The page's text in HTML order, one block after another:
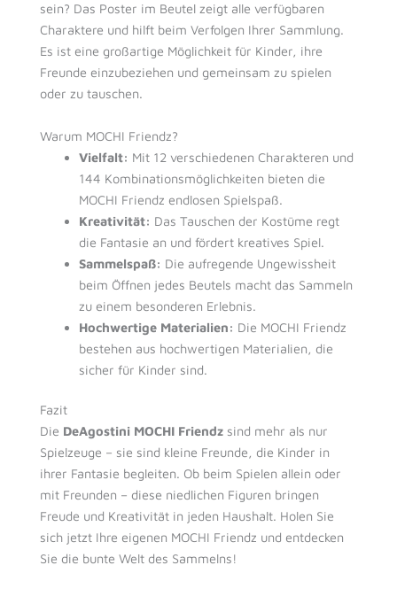
sein? Das Poster im Beutel zeigt alle verfügbaren
Charaktere und hilft beim Verfolgen Ihrer Sammlung.
Es ist eine großartige Möglichkeit für Kinder, ihre
Freunde einzubeziehen und gemeinsam zu spielen
oder zu tauschen.
Warum MOCHI Friendz?
Vielfalt: Mit 12 verschiedenen Charakteren und
144 Kombinationsmöglichkeiten bieten die
MOCHI Friendz endlosen Spielspaß.
Kreativität: Das Tauschen der Kostüme regt
die Fantasie an und fördert kreatives Spiel.
Sammelspaß: Die aufregende Ungewissheit
beim Öffnen jedes Beutels macht das Sammeln
zu einem besonderen Erlebnis.
Hochwertige Materialien: Die MOCHI Friendz
bestehen aus hochwertigen Materialien, die
sicher für Kinder sind.
Fazit
Die DeAgostini MOCHI Friendz sind mehr als nur
Spielzeuge – sie sind kleine Freunde, die Kinder in
ihrer Fantasie begleiten. Ob beim Spielen allein oder
mit Freunden – diese niedlichen Figuren bringen
Freude und Kreativität in jeden Haushalt. Holen Sie
sich jetzt Ihre eigenen MOCHI Friendz und entdecken
Sie die bunte Welt des Sammelns!